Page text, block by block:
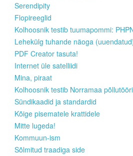
Serendipity
Flopireeglid
Kolhoosnik testib tuumapommi:
Lehekülg tuhande näoga
PDF Creator tasuta!
Internet üle satelliidi
Mina, piraat
Kolhoosnik testib Norramaa
Sündikaadid ja standardid
Kõige pisematele krattidele
Mitte lugeda!
Kommuun-ism
Sõlmitud traadiga side